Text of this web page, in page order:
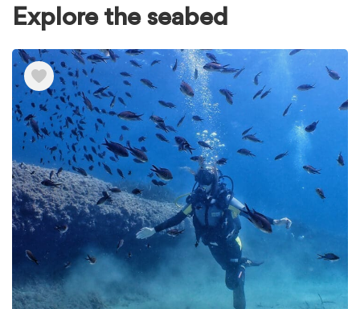
Explore the seabed
Ver
elementos
de
Explore
the
seabed